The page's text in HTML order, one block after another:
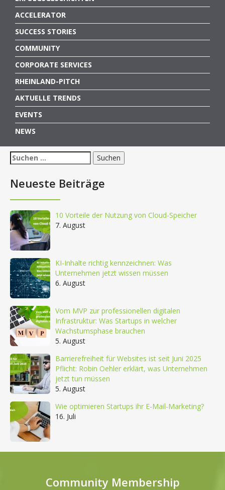
ACCELERATOR
SUCCESS STORIES
COMMUNITY
CORPORATE SERVICES
RHEINLAND-PITCH
AKTUELLE TRENDS
EVENTS
NEWS
Suchen
nach:
Neueste Beiträge
10 Vorteile der Nutzung von Cloud-Speicher
7. August
KI-Inhalte richtig kennzeichnen: Was
Unternehmen jetzt wissen müssen
6. August
Vom MVP zur professionellen digitalen
Infrastruktur: Was Startups in welcher
Wachstumsphase brauchen
5. August
Barrierefreiheit für Websites ist seit Juni 2025
Pflicht: Robin Oehler erklärt, was Unternehmen
jetzt tun müssen
5. August
Wie optimieren Startups ihr E-Mail-Marketing?
16. Juli
Community Membership